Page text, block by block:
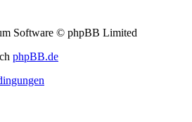
Software © phpBB Limited
phpBB.de